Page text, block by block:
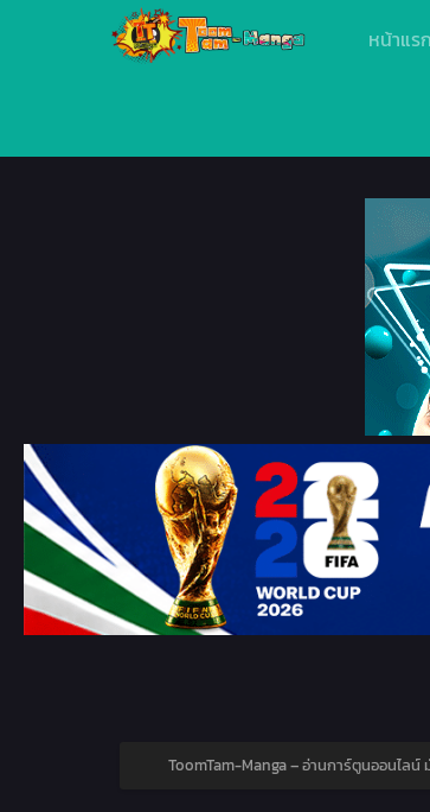
หน้าแรก
ToomTam-Manga – อ่านการ์ตูนออนไลน์